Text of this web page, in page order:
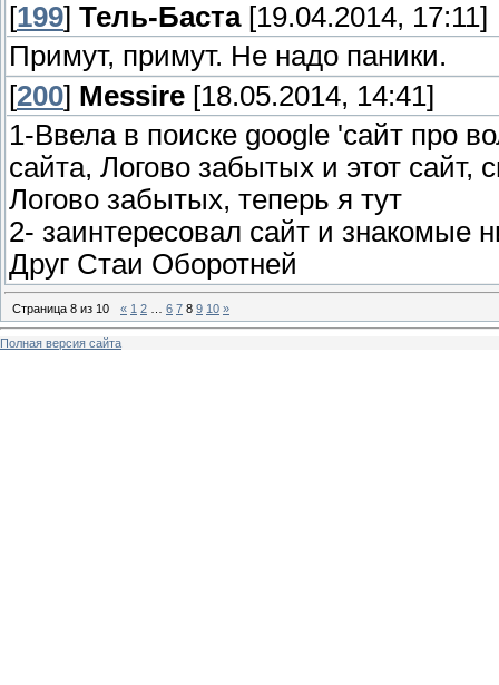
[199] Тель-Баста[19.04.2014, 17:11]
Примут, примут. Не надо паники.
[200] Messire [18.05.2014, 14:41]
1-Ввела в поиске google 'сайт про
сайта, Логово забытых и этот сайт,
Логово забытых, теперь я тут
2- заинтересовал сайт и знакомые
Друг Стаи Оборотней
Страница 8 из 10 « 1 2 6 7 8 9 10 »
Полная версия сайта